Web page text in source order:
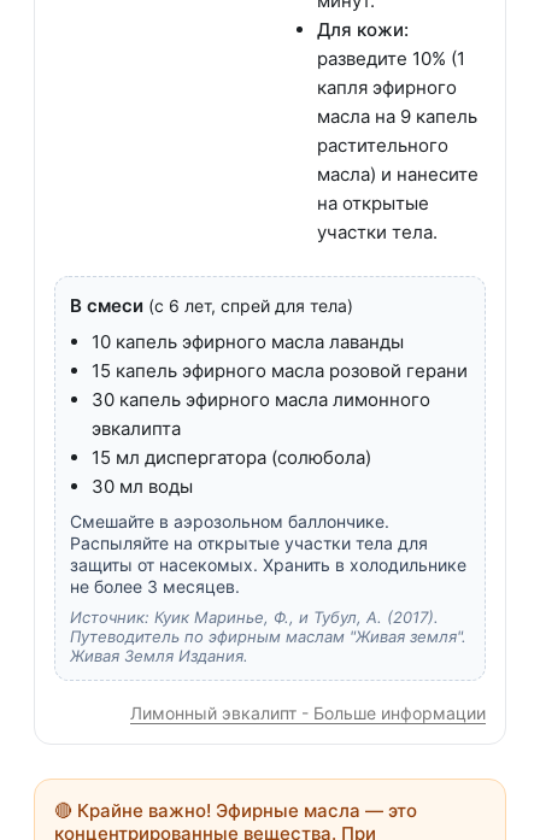
Для кожи:
разведите 10% (1
капля эфирного
масла на 9 капель
растительного
масла) и нанесите
на открытые
участки тела.
В смеси (с 6 лет, спрей для тела)
10 капель эфирного масла лаванды
15 капель эфирного масла розовой герани
30 капель эфирного масла лимонного
эвкалипта
15 мл диспергатора (солюбола)
30 мл воды
Смешайте в аэрозольном баллончике.
Распыляйте на открытые участки тела для
защиты от насекомых. Хранить в холодильнике
не более 3 месяцев.
Источник: Куик Маринье, Ф., и Тубул, А. (2017).
Путеводитель по эфирным маслам "Живая земля".
Живая Земля Издания.
Лимонный эвкалипт - Больше информации
🔴 Крайне важно! Эфирные масла — это
концентрированные вещества. При